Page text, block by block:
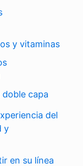
y vitaminas
doble capa
del
y
en su línea